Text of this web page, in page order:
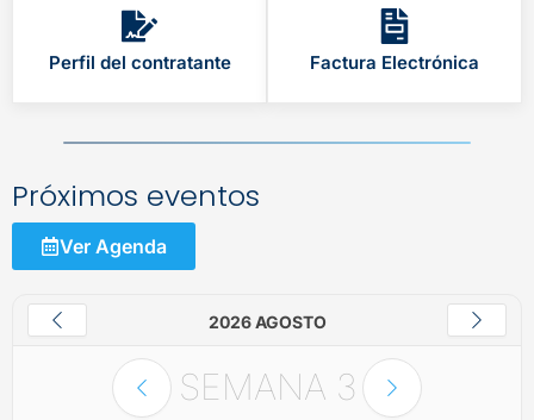
Perfil del contratante Factura Electrónica
Próximos eventos
Ver Agenda
2026 AGOSTO
SEMANA 3